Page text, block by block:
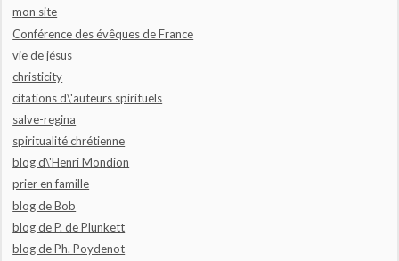
mon site
Conférence des évêques de France
vie de jésus
christicity
citations d\'auteurs spirituels
salve-regina
spiritualité chrétienne
blog d\'Henri Mondion
prier en famille
blog de Bob
blog de P. de Plunkett
blog de Ph. Poydenot